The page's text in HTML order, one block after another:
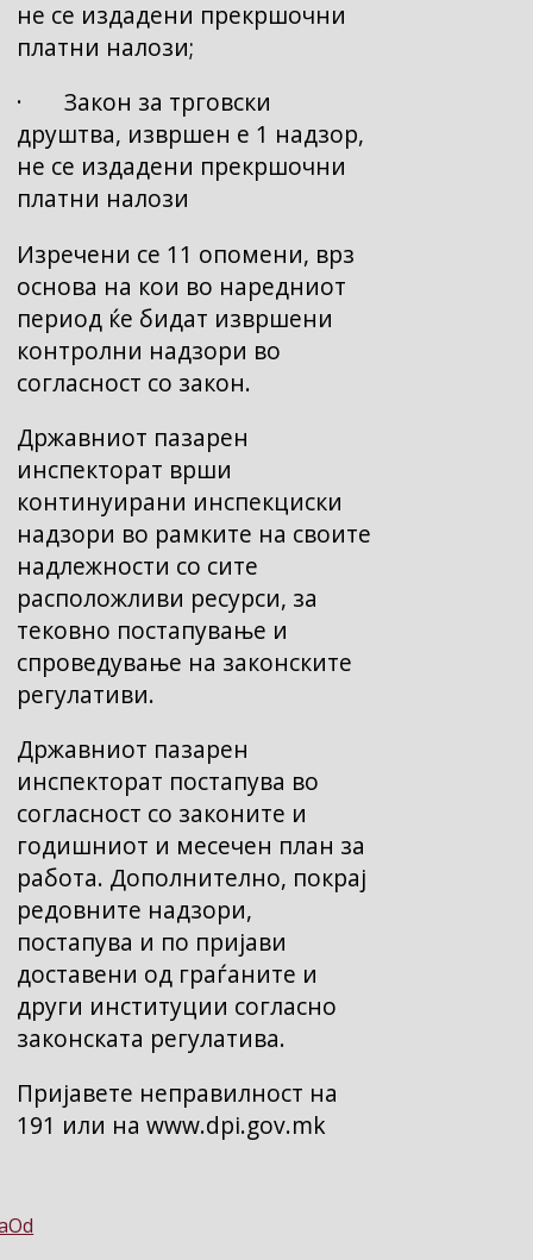
не се издадени прекршочни
платни налози;
· Закон за трговски
друштва, извршен е 1 надзор,
не се издадени прекршочни
платни налози
Изречени се 11 опомени, врз
основа на кои во наредниот
период ќе бидат извршени
контролни надзори во
согласност со закон.
Државниот пазарен
инспекторат врши
континуирани инспекциски
надзори во рамките на своите
надлежности со сите
расположливи ресурси, за
тековно постапување и
спроведување на законските
регулативи.
Државниот пазарен
инспекторат постапува во
согласност со законите и
годишниот и месечен план за
работа. Дополнително, покрај
редовните надзори,
постапува и по пријави
доставени од граѓаните и
други институции согласно
законската регулатива.
Пријавете неправилност на
191 или на www.dpi.gov.mk